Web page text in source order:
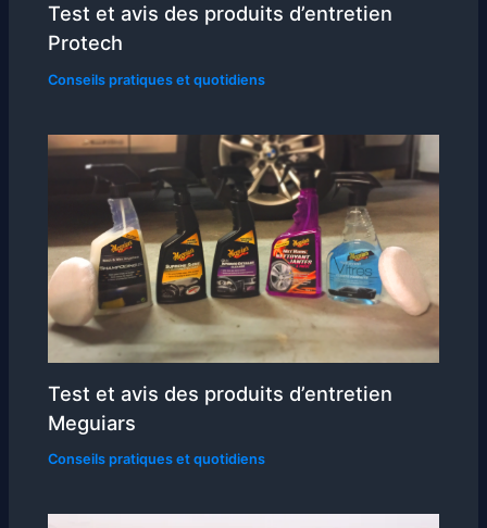
Test et avis des produits d’entretien
Protech
Conseils pratiques et quotidiens
Test et avis des produits d’entretien
Meguiars
Conseils pratiques et quotidiens